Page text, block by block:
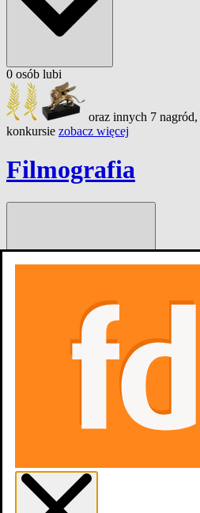
0 osób lubi
oraz innych 7
konkursie zobacz więcej
Filmografia
Skocz do wybranego zawodu
Scenariusz
3
Aktorzy
1